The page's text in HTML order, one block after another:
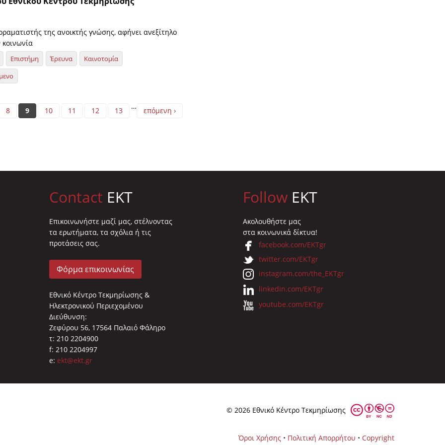
της ανοικτής γνώσης, αφήνει ανεξίτηλο
Επιστήμη Έρευνα
Καινοτομία
8 9 10 11 12 13 … επόμενη ›
Contact EKT
Επικοινωνήστε μαζί μας, στέλνοντας
τα ερωτήματα, τα σχόλια ή τις
προτάσεις σας.
Φόρμα επικοινωνίας
Εθνικό Κέντρο Τεκμηρίωσης &
Ηλεκτρονικού Περιεχομένου
Διεύθυνση:
Ζεφύρου 56, 17564 Παλαιό Φάληρο
τ: 210 2204900
f: 210 2204997
e: ekt@ekt.gr
Follow EKT
Ακολουθήστε μας
στα κοινωνικά δίκτυα!
facebook.com/EKTgr
twitter.com/EKTgr
instagram.com/the_EKTgr
linkedin.com/EKTgr
youtube.com/EKTgr
© 2026 Eθνικό Κέντρο Τεκμηρίωσης
Όροι Χρήσης • Πολιτική Απορρήτου • Copyright